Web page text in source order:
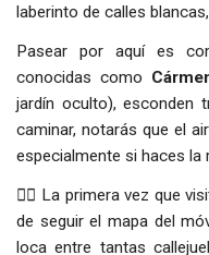
laberinto de calles
Pasear por aquí es
conocidas como
jardín oculto), esconden
caminar, notarás que el
especialmente si haces la
👉🏻 La primera vez que
de seguir el mapa del
loca entre tantas